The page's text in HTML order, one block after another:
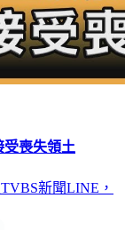
喪失領土
新聞LINE，